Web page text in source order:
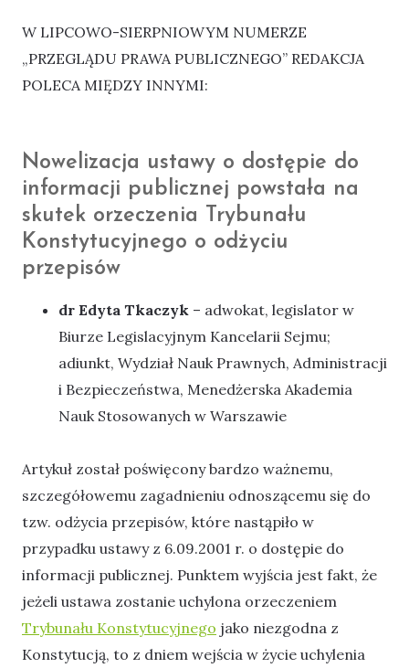
W LIPCOWO-SIERPNIOWYM NUMERZE
„PRZEGLĄDU PRAWA PUBLICZNEGO” REDAKCJA
POLECA MIĘDZY INNYMI:
Nowelizacja ustawy o dostępie do
informacji publicznej powstała na
skutek orzeczenia Trybunału
Konstytucyjnego o odżyciu
przepisów
dr Edyta Tkaczyk – adwokat, legislator w
Biurze Legislacyjnym Kancelarii Sejmu;
adiunkt, Wydział Nauk Prawnych, Administracji
i Bezpieczeństwa, Menedżerska Akademia
Nauk Stosowanych w Warszawie
Artykuł został poświęcony bardzo ważnemu,
szczegółowemu zagadnieniu odnoszącemu się do
tzw. odżycia przepisów, które nastąpiło w
przypadku ustawy z 6.09.2001 r. o dostępie do
informacji publicznej. Punktem wyjścia jest fakt, że
jeżeli ustawa zostanie uchylona orzeczeniem
Trybunału Konstytucyjnego jako niezgodna z
Konstytucją, to z dniem wejścia w życie uchylenia